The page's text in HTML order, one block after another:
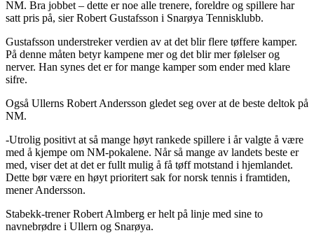
NM. Bra jobbet – dette er noe alle trenere, foreldre og spillere har
satt pris på, sier Robert Gustafsson i Snarøya Tennisklubb.
Gustafsson understreker verdien av at det blir flere tøffere kamper.
På denne måten betyr kampene mer og det blir mer følelser og
nerver. Han synes det er for mange kamper som ender med klare
sifre.
Også Ullerns Robert Andersson gledet seg over at de beste deltok på
NM.
-Utrolig positivt at så mange høyt rankede spillere i år valgte å være
med å kjempe om NM-pokalene. Når så mange av landets beste er
med, viser det at det er fullt mulig å få tøff motstand i hjemlandet.
Dette bør være en høyt prioritert sak for norsk tennis i framtiden,
mener Andersson.
Stabekk-trener Robert Almberg er helt på linje med sine to
navnebrødre i Ullern og Snarøya.